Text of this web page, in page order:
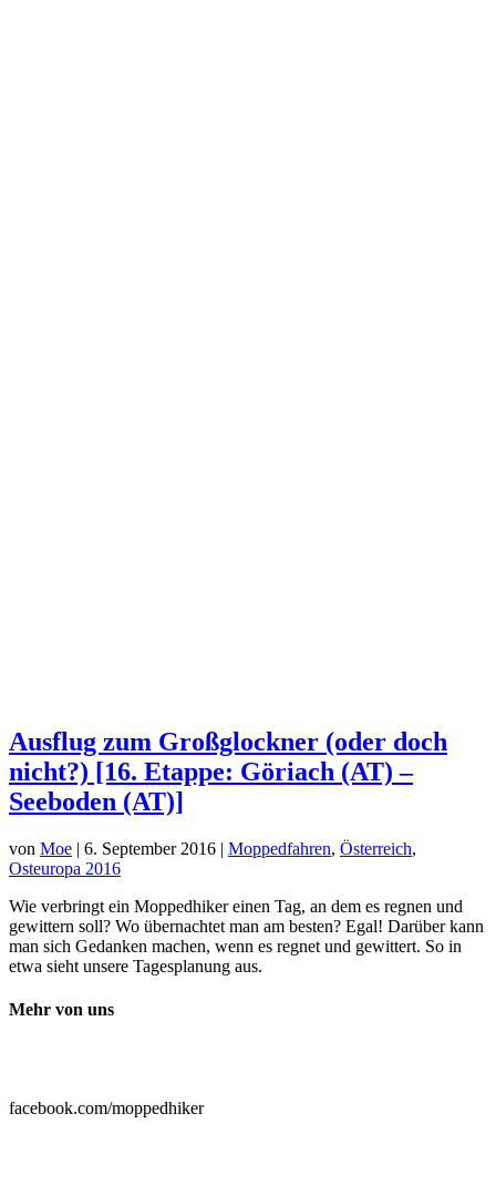
Ausflug zum Großglockner (oder doch
nicht?) [16. Etappe: Göriach (AT) –
Seeboden (AT)]
von Moe | 6. September 2016 | Moppedfahren, Österreich,
Osteuropa 2016
Wie verbringt ein Moppedhiker einen Tag, an dem es regnen und
gewittern soll? Wo übernachtet man am besten? Egal! Darüber kann
man sich Gedanken machen, wenn es regnet und gewittert. So in
etwa sieht unsere Tagesplanung aus.
Mehr von uns
facebook.com/moppedhiker